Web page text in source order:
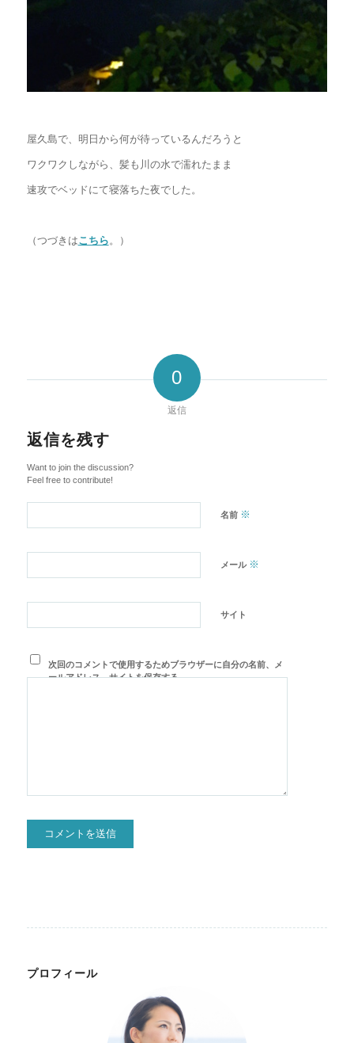
屋久島で、明日から何が待っているんだろうと
ワクワクしながら、髪も川の水で濡れたまま
速攻でベッドにて寝落ちた夜でした。
（つづきはこちら。）
0
返信
返信を残す
Want to join the discussion?
Feel free to contribute!
名前 ※
メール ※
サイト
次回のコメントで使用するためブラウザーに自分の名前、メ
ールアドレス、サイトを保存する。
プロフィール